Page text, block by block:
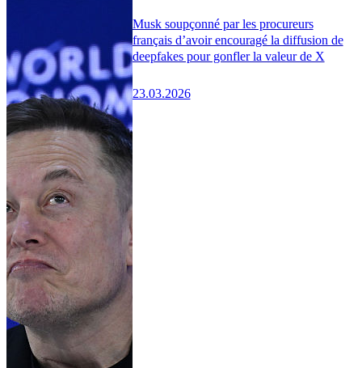
Musk soupçonné par les procureurs
français d’avoir encouragé la diffusion de
deepfakes pour gonfler la valeur de X
23.03.2026